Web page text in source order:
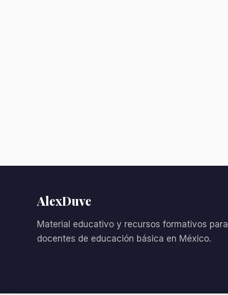
AlexDuve
Material educativo y recursos formativos para
docentes de educación básica en México.